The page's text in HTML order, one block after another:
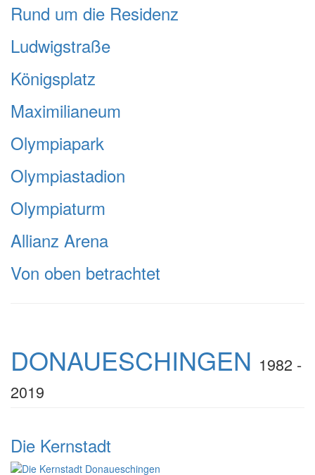
Rund um die Residenz
Ludwigstraße
Königsplatz
Maximilianeum
Olympiapark
Olympiastadion
Olympiaturm
Allianz Arena
Von oben betrachtet
DONAUESCHINGEN 1982 -
2019
Die Kernstadt